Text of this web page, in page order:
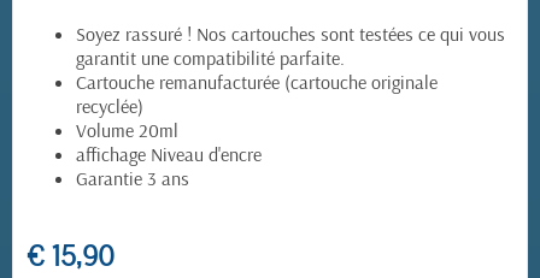
Soyez rassuré ! Nos cartouches sont testées ce qui vous
garantit une compatibilité parfaite.
Cartouche remanufacturée (cartouche originale
recyclée)
Volume 20ml
affichage Niveau d'encre
Garantie 3 ans
€ 15,90